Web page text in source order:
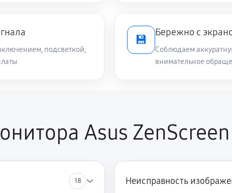
подсветкой,
💾
Бережно с
Соблюдаем
внимательное
Asus
18 Неисправность